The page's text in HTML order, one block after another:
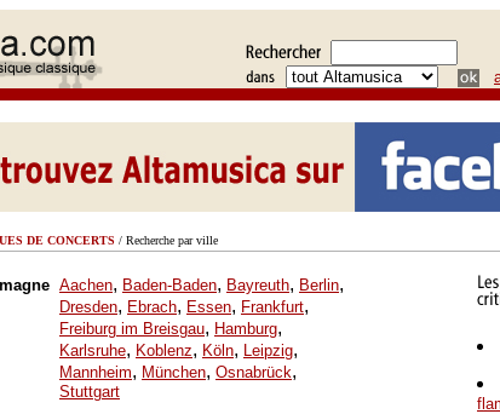
DE CONCERTS / Recherche par ville
Aachen, Baden-Baden, Bayreuth, Berlin,
Dresden, Ebrach, Essen, Frankfurt,
Freiburg im Breisgau, Hamburg,
Karlsruhe, Koblenz, Köln, Leipzig,
Mannheim, München, Osnabrück,
Stuttgart